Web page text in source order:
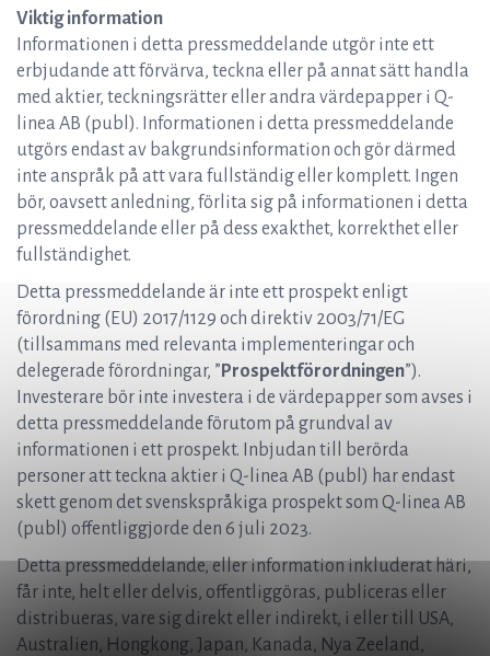
Viktig information
Informationen i detta pressmeddelande utgör inte ett
erbjudande att förvärva, teckna eller på annat sätt handla
med aktier, teckningsrätter eller andra värdepapper i Q-
linea AB (publ). Informationen i detta pressmeddelande
utgörs endast av bakgrundsinformation och gör därmed
inte anspråk på att vara fullständig eller komplett. Ingen
bör, oavsett anledning, förlita sig på informationen i detta
pressmeddelande eller på dess exakthet, korrekthet eller
fullständighet.
Detta pressmeddelande är inte ett prospekt enligt
förordning (EU) 2017/1129 och direktiv 2003/71/EG
(tillsammans med relevanta implementeringar och
delegerade förordningar, ” Prospektförordningen”).
Investerare bör inte investera i de värdepapper som avses i
detta pressmeddelande förutom på grundval av
informationen i ett prospekt. Inbjudan till berörda
personer att teckna aktier i Q-linea AB (publ) har endast
skett genom det svenskspråkiga prospekt som Q-linea AB
(publ) offentliggjorde den 6 juli 2023.
Detta pressmeddelande, eller information inkluderat häri,
får inte, helt eller delvis, offentliggöras, publiceras eller
distribueras, vare sig direkt eller indirekt, i eller till USA,
Australien, Hongkong, Japan, Kanada, Nya Zeeland,